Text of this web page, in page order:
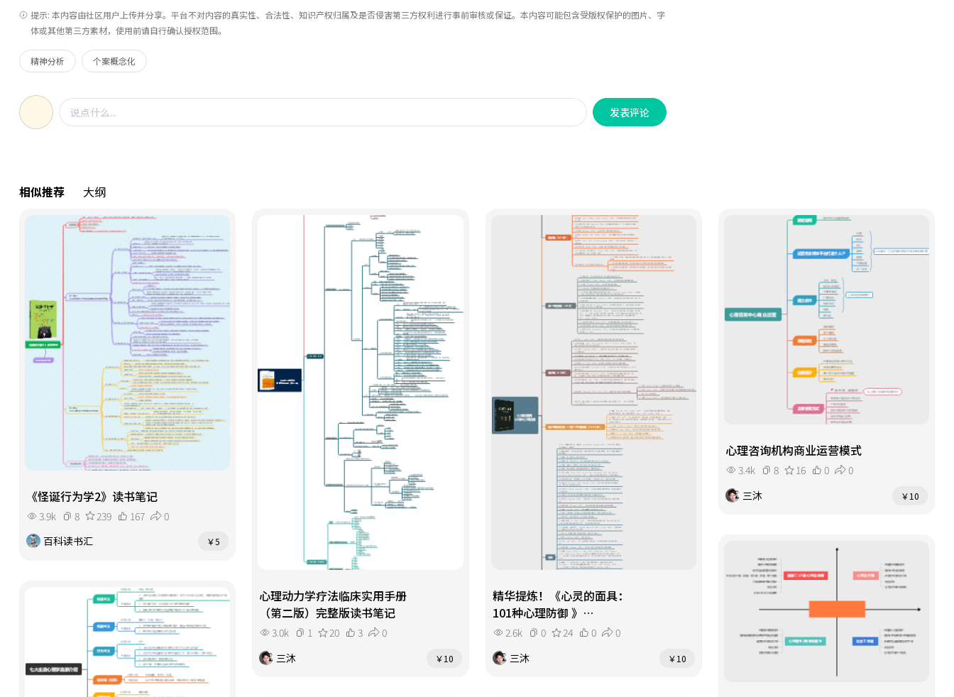
提示: 本内容由社区用户上传并分享。平台不对内容的真实性、合法性、知识产权归属及是否侵害第三方权利进行事前审核或保证。本内容可能包含受版权保护的图片、字
体或其他第三方素材，使用前请自行确认授权范围。
精神分析 个案概念化
发表评论
相似推荐 大纲
《怪诞行为学2》读书笔记
3.9k 8 239 167
0
百科读书汇
￥5
心理动力学疗法临床实用手册
（第二版）完整版读书笔记
3.0k 1 20 3
0
三沐
￥10
精华提炼！《心灵的面具：
101种心理防御 》
第二版读书笔记思维导图
2.6k 0 24 0
0
三沐
￥10
心理咨询机构商业运营模式
3.4k 8 16 0
0
三沐
￥10